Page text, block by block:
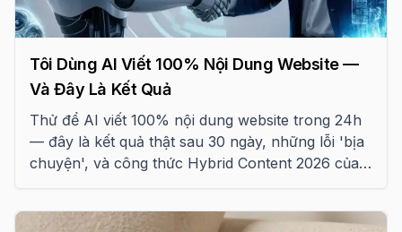
Tôi Dùng AI Viết 100% Nội Dung Website —
Và Đây Là Kết Quả
Thử để AI viết 100% nội dung website trong 24h
— đây là kết quả thật sau 30 ngày, những lỗi 'bịa
chuyện', và công thức Hybrid Content 2026 của